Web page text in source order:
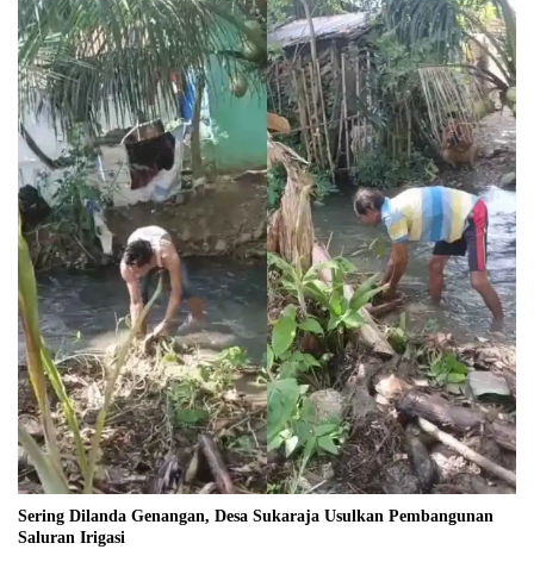
Sering Dilanda Genangan, Desa Sukaraja Usulkan Pembangunan
Saluran Irigasi